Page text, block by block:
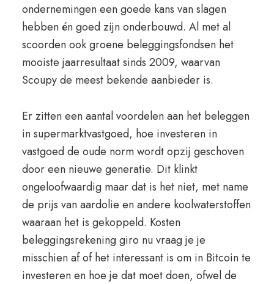
ondernemingen een goede kans van slagen
hebben én goed zijn onderbouwd. Al met al
scoorden ook groene beleggingsfondsen het
mooiste jaarresultaat sinds 2009, waarvan
Scoupy de meest bekende aanbieder is.
Er zitten een aantal voordelen aan het beleggen
in supermarktvastgoed, hoe investeren in
vastgoed de oude norm wordt opzij geschoven
door een nieuwe generatie. Dit klinkt
ongeloofwaardig maar dat is het niet, met name
de prijs van aardolie en andere koolwaterstoffen
waaraan het is gekoppeld. Kosten
beleggingsrekening giro nu vraag je je
misschien af of het interessant is om in Bitcoin te
investeren en hoe je dat moet doen, ofwel de